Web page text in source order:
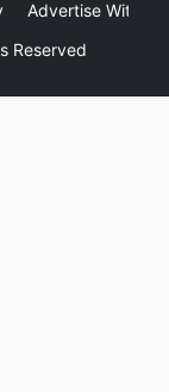
Advertise With Us
Reserved